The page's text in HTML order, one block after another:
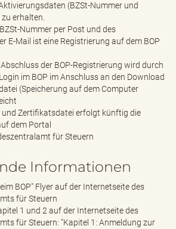
(BZSt-Nummer und
erhalten.
Nummer per Post und des
E-Mail ist eine Registrierung auf dem BOP
der BOP-Registrierung wird durch
im BOP im Anschluss an den Download
(Speicherung auf dem Computer
und Zertifikatsdatei erfolgt künftig die
dem Portal
für Steuern
Informationen
BOP" Flyer auf der Internetseite des
für Steuern
1 und 2 auf der Internetseite des
für Steuern: "Kapitel 1: Anmeldung zur